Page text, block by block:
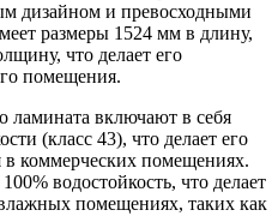
дизайном и превосходными
размеры 1524 мм в длину,
что делает его
помещения.
ламината включают в себя
(класс 43), что делает его
в коммерческих помещениях.
водостойкость, что делает
помещениях, таких как